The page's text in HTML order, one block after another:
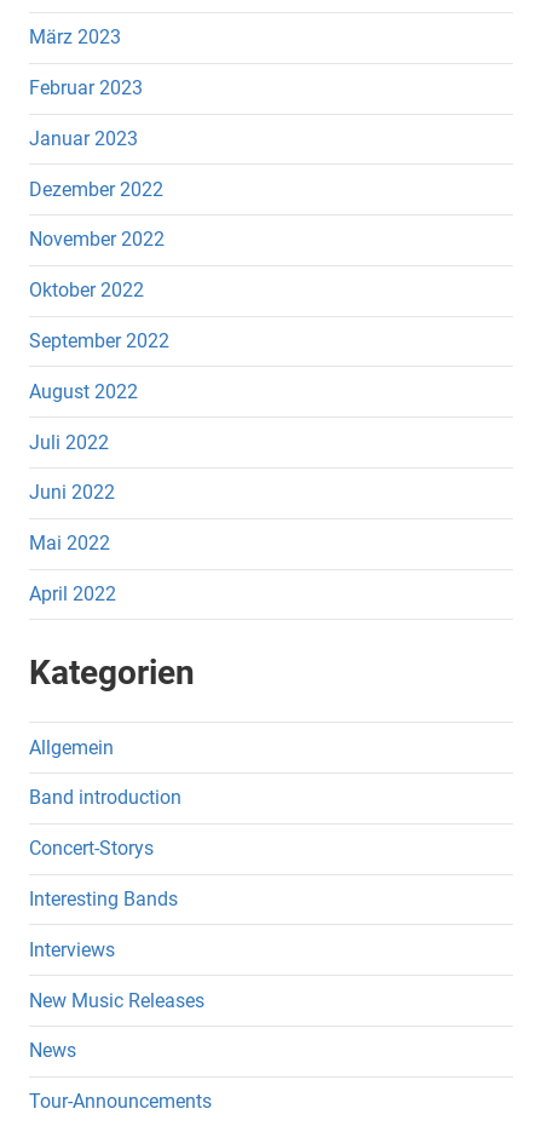
März 2023
Februar 2023
Januar 2023
Dezember 2022
November 2022
Oktober 2022
September 2022
August 2022
Juli 2022
Juni 2022
Mai 2022
April 2022
Kategorien
Allgemein
Band introduction
Concert-Storys
Interesting Bands
Interviews
New Music Releases
News
Tour-Announcements